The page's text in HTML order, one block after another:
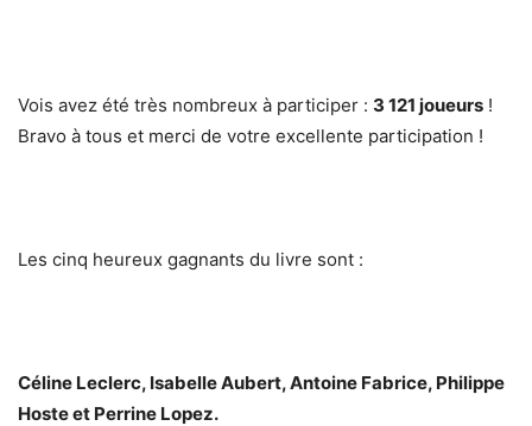
Vois avez été très nombreux à participer : 3 121 joueurs !
Bravo à tous et merci de votre excellente participation !
Les cinq heureux gagnants du livre sont :
Céline Leclerc, Isabelle Aubert, Antoine Fabrice, Philippe
Hoste et Perrine Lopez.